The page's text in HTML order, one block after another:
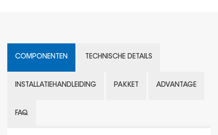
COMPONENTEN TECHNISCHE DETAILS
INSTALLATIEHANDLEIDING PAKKET ADVANTAGE
FAQ